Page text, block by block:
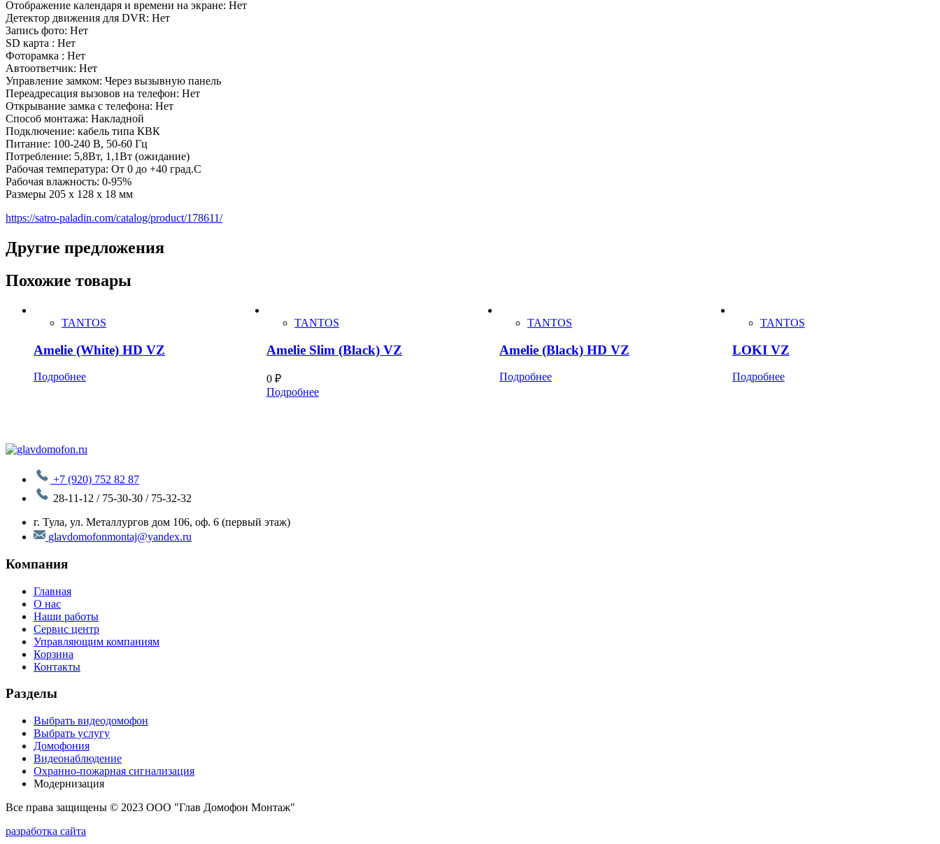
Отображение календаря и времени на экране: Нет
Детектор движения для DVR: Нет
Запись фото: Нет
SD карта : Нет
Фоторамка : Нет
Автоответчик: Нет
Управление замком: Через вызывную панель
Переадресация вызовов на телефон: Нет
Открывание замка с телефона: Нет
Способ монтажа: Накладной
Подключение: кабель типа КВК
Питание: 100-240 В, 50-60 Гц
Потребление: 5,8Вт, 1,1Вт (ожидание)
Рабочая температура: От 0 до +40 град.С
Рабочая влажность: 0-95%
Размеры 205 х 128 х 18 мм
https://satro-paladin.com/catalog/product/178611/
Другие предложения
Похожие товары
TANTOS
Amelie (White) HD VZ
Подробнее
TANTOS
Amelie Slim (Black) VZ
0 ₽
Подробнее
TANTOS
Amelie (Black) HD VZ
Подробнее
TANTOS
LOKI VZ
Подробнее
+7 (920) 752 82 87
28-11-12 / 75-30-30 / 75-32-32
г. Тула, ул. Металлургов дом 106, оф. 6 (первый этаж)
glavdomofonmontaj@yandex.ru
Компания
Главная
О нас
Наши работы
Сервис центр
Управляющим компаниям
Корзина
Контакты
Разделы
Выбрать видеодомофон
Выбрать услугу
Домофония
Видеонаблюдение
Охранно-пожарная сигнализация
Модернизация
Все права защищены © 2023 ООО "Глав Домофон Монтаж"
разработка сайта